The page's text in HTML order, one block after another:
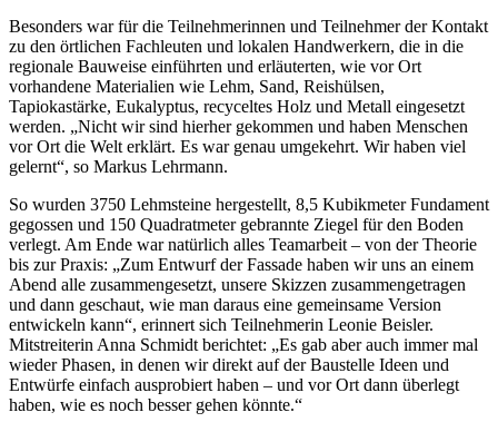
Besonders war für die Teilnehmerinnen und Teilnehmer der Kontakt
zu den örtlichen Fachleuten und lokalen Handwerkern, die in die
regionale Bauweise einführten und erläuterten, wie vor Ort
vorhandene Materialien wie Lehm, Sand, Reishülsen,
Tapiokastärke, Eukalyptus, recyceltes Holz und Metall eingesetzt
werden. „Nicht wir sind hierher gekommen und haben Menschen
vor Ort die Welt erklärt. Es war genau umgekehrt. Wir haben viel
gelernt“, so Markus Lehrmann.
So wurden 3750 Lehmsteine hergestellt, 8,5 Kubikmeter Fundament
gegossen und 150 Quadratmeter gebrannte Ziegel für den Boden
verlegt. Am Ende war natürlich alles Teamarbeit – von der Theorie
bis zur Praxis: „Zum Entwurf der Fassade haben wir uns an einem
Abend alle zusammengesetzt, unsere Skizzen zusammengetragen
und dann geschaut, wie man daraus eine gemeinsame Version
entwickeln kann“, erinnert sich Teilnehmerin Leonie Beisler.
Mitstreiterin Anna Schmidt berichtet: „Es gab aber auch immer mal
wieder Phasen, in denen wir direkt auf der Baustelle Ideen und
Entwürfe einfach ausprobiert haben – und vor Ort dann überlegt
haben, wie es noch besser gehen könnte.“